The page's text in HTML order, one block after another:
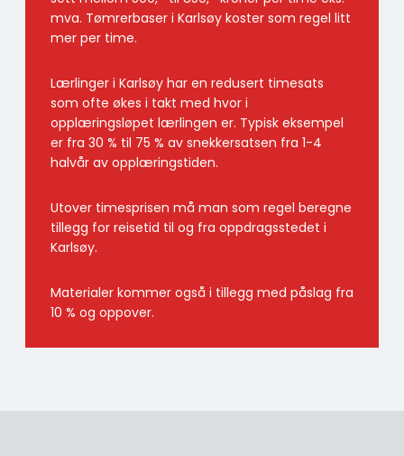
mva. Tømrerbaser i Karlsøy koster som regel litt
mer per time.
Lærlinger i Karlsøy har en redusert timesats
som ofte økes i takt med hvor i
opplæringsløpet lærlingen er. Typisk eksempel
er fra 30 % til 75 % av snekkersatsen fra 1-4
halvår av opplæringstiden.
Utover timesprisen må man som regel beregne
tillegg for reisetid til og fra oppdragsstedet i
Karlsøy.
Materialer kommer også i tillegg med påslag fra
10 % og oppover.